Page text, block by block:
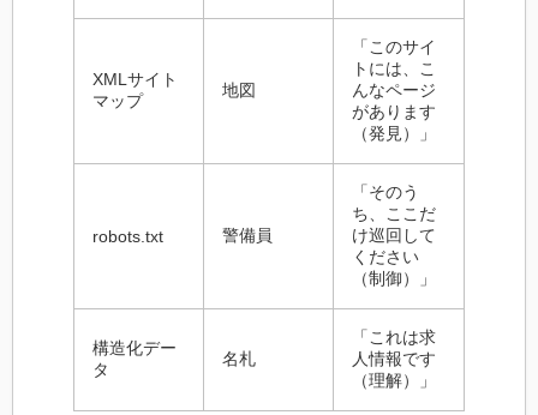
XMLサイト
マップ
地図
「このサイ
トには、こ
んなページ
があります
（発見）」
robots.txt 警備員
「そのう
ち、ここだ
け巡回して
ください
（制御）」
構造化デー
タ
名札
「これは求
人情報です
（理解）」